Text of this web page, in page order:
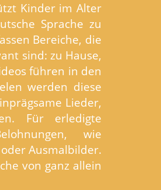
Kinder im Alter
Sprache zu
Bereiche, die
sind: zu Hause,
führen in den
werden diese
Lieder,
Für erledigte
wie
Ausmalbilder.
von ganz allein